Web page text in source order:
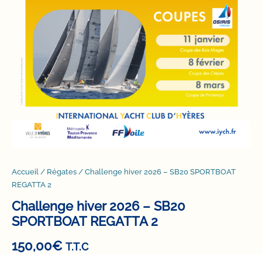
Accueil / Régates / Challenge hiver 2026 – SB20 SPORTBOAT
REGATTA 2
Challenge hiver 2026 – SB20
SPORTBOAT REGATTA 2
150,00€ T.T.C